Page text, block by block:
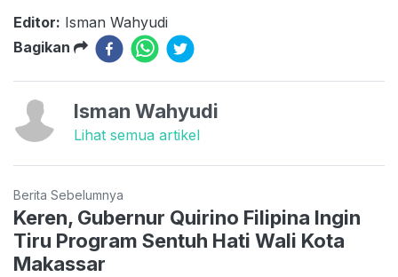
Editor: Isman Wahyudi
Bagikan
Isman Wahyudi
Lihat semua artikel
Berita Sebelumnya
Keren, Gubernur Quirino Filipina Ingin
Tiru Program Sentuh Hati Wali Kota
Makassar